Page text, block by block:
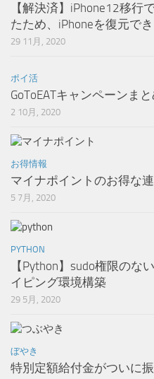
【解決済】iPhone12移行
たため、iPhoneを復元でき
29 11月, 2020
ポイ活
GoToEATキャンペーンま
2 10月, 2020
お得情報
マイナポイントのお得な
5 7月, 2020
PYTHON
【Python】sudo権限のな
イピング環境構築
29 5月, 2020
ぼやき
特別定額給付金がついに